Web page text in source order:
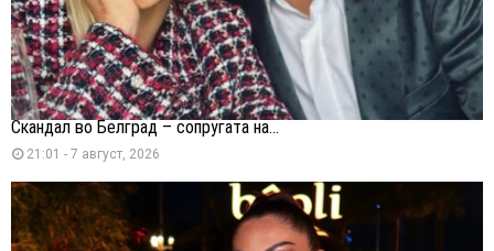
Скандал во Белград – сопругата на...
21:01 - 7 август, 2026